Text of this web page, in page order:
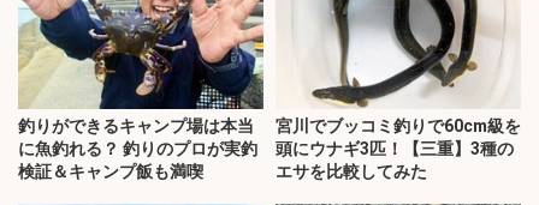
釣りができるキャンプ場は本当
に魚釣れる？ 釣りのプロが実釣
検証＆キャンプ飯も満喫
宮川でブッコミ釣りで60cm級を
頭にウナギ3匹！【三重】3種の
エサを比較してみた